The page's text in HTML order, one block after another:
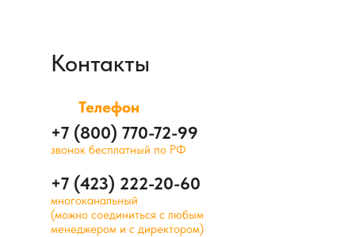
Контакты
Телефон
+7 (800) 770-72-99
+7 (423) 222-20-60
звонок бесплатный по РФ
многоканальный
(можно соединиться с любым
менеджером и с директором)